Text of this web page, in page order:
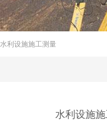
水利设施施工测量
水利设施